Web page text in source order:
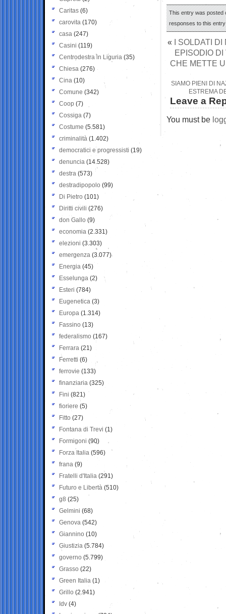
This entry was posted
responses to this
« I SOLDATI DI
EPISODIO
CHE METTE
SIAMO PIENI DI
ESTREMA
Leave a
You must be
Caritas (6)
carovita (170)
casa (247)
Casini (119)
Centrodestra in Liguria (35)
Chiesa (276)
Cina (10)
Comune (342)
Coop (7)
Cossiga (7)
Costume (5.581)
criminalità (1.402)
democratici e progressisti (19)
denuncia (14.528)
destra (573)
destradipopolo (99)
Di Pietro (101)
Diritti civili (276)
don Gallo (9)
economia (2.331)
elezioni (3.303)
emergenza (3.077)
Energia (45)
Esselunga (2)
Esteri (784)
Eugenetica (3)
Europa (1.314)
Fassino (13)
federalismo (167)
Ferrara (21)
Ferretti (6)
ferrovie (133)
finanziaria (325)
Fini (821)
fioriere (5)
Fitto (27)
Fontana di Trevi (1)
Formigoni (90)
Forza Italia (596)
frana (9)
Fratelli d'Italia (291)
Futuro e Libertà (510)
g8 (25)
Gelmini (68)
Genova (542)
Giannino (10)
Giustizia (5.784)
governo (5.799)
Grasso (22)
Green Italia (1)
Grillo (2.941)
Idv (4)